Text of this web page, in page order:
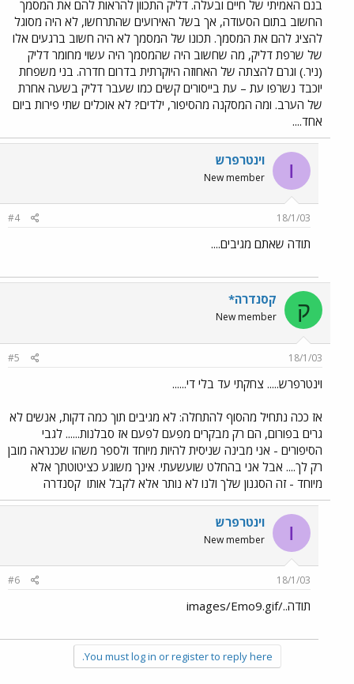
בנם האמיתי של חיים ובעלה. דליק התכוון להראות להם את המסמך
החשוב בתום הסעודה, אך בשל האירועים שהתרחשו, לא היה מסוגל
להציג להם את המסמך. תכונו של המסמך לא היה חשוב ברגעים אלו
של שרפת דליק, מה שחשוב היה שהמסמך היה עשוי מחומר דליק
(ניר.) וגרם להצתה של האחוזה היוקרתית בדרום חדרה. בני משפחת
יוכבד נשרפו עת – עת בייסורים קשים כמו שעבר דליק בשעה אחרת
של הערב. ומה המסקנה מהסיפור, ילדים? לא אוכלים שתי פירות ביום
אחד....
ו וינטרפרש
New member
18/1/03
#4
תודה שאתם מגיבים....
ק קסנדרה*
New member
18/1/03
#5
וינטרפרש..... צחקתי עד בלי די......
אז ככה נתחיל מהסוף להתחלה: לא מגיבים תוך כמה דקות, אנשים לא
גרים בפורום, הם רק מבקרים מפעם לפעם אז סבלנות...... לגבי
הסיפורים - אני מבינה שניסית להיות מיוחד ולספר משהו שכנראה מובן
רק לך.... אבל אני בהחלט שועשעתי. אינך משוגע כציטוטתך אלא
מיוחד - זה הסגנון שלך ולנו לא נותר אלא לקבל אותו קסנדרה
ו וינטרפרש
New member
18/1/03
#6
תודה../images/Emo9.gif
You must log in or register to reply here.